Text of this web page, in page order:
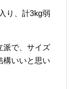
り、計3kg弱
派で、サイズ
構いいと思い